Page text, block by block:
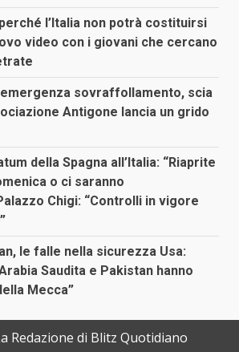
l’Italia non potrà costituirsi
video con i giovani che cercano
sovraffollamento, scia
Antigone lancia un grido
della Spagna all’Italia: “Riaprite
o ci saranno
Chigi: “Controlli in vigore
le falle nella sicurezza Usa:
Saudita e Pakistan hanno
Mecca”
Redazione di Blitz Quotidiano